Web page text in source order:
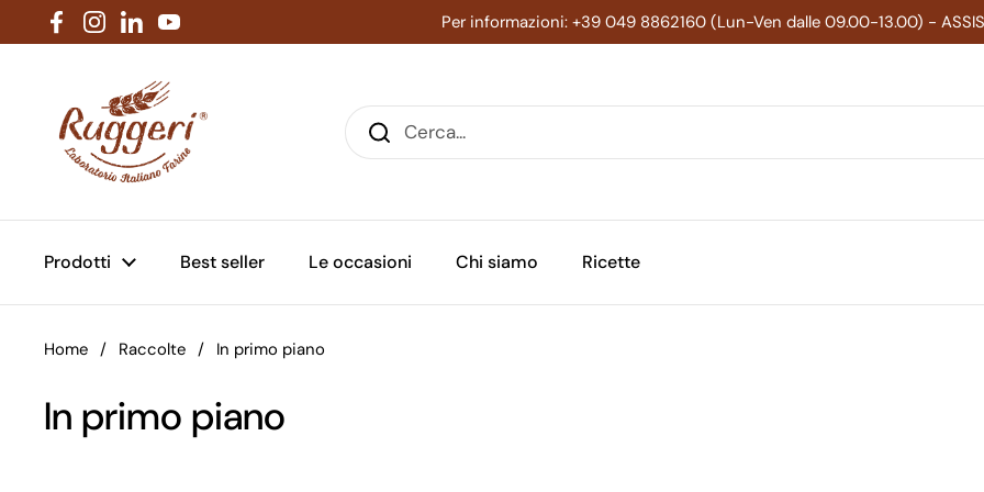
Passa ai contenuti
Facebook
Instagram
LinkedInYouTube
Per informazioni: +39 049 8862160 (Lun-Ven dalle 09.00-13.00) -
Prodotti Best seller Le occasioni Chi siamo Ricette
Home / Raccolte / In primo piano
In primo piano